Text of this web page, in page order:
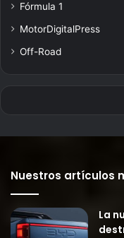
Fórmula 1
MotorDigitalPress
Off-Road
Nuestros artículos
La